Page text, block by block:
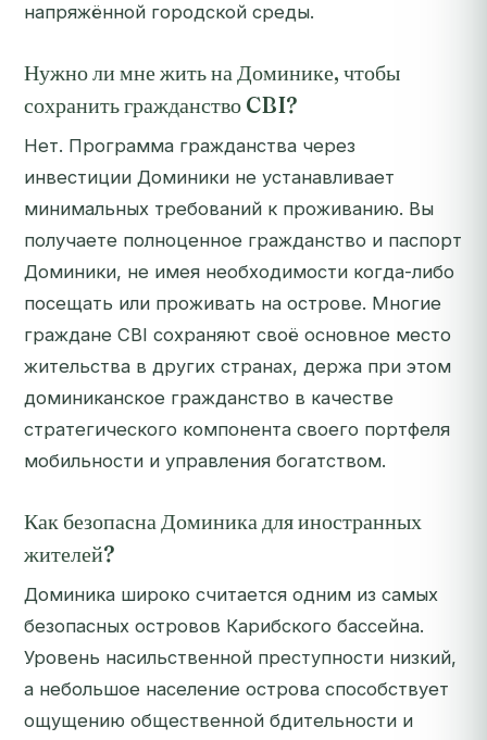
напряжённой городской среды.
Нужно ли мне жить на Доминике, чтобы
сохранить гражданство CBI?
Нет. Программа гражданства через
инвестиции Доминики не устанавливает
минимальных требований к проживанию. Вы
получаете полноценное гражданство и паспорт
Доминики, не имея необходимости когда-либо
посещать или проживать на острове. Многие
граждане CBI сохраняют своё основное место
жительства в других странах, держа при этом
доминиканское гражданство в качестве
стратегического компонента своего портфеля
мобильности и управления богатством.
Как безопасна Доминика для иностранных
жителей?
Доминика широко считается одним из самых
безопасных островов Карибского бассейна.
Уровень насильственной преступности низкий,
а небольшое население острова способствует
ощущению общественной бдительности и